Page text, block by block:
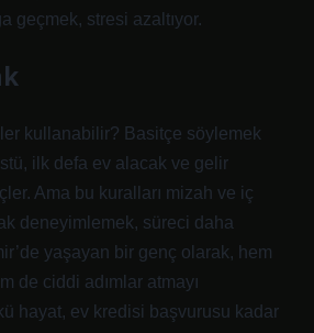
geçmek, stresi azaltıyor.
kullanabilir? Basitçe söylemek
ilk defa ev alacak ve gelir
Ama bu kuralları mizah ve iç
deneyimlemek, süreci daha
yaşayan bir genç olarak, hem
de ciddi adımlar atmayı
hayat, ev kredisi başvurusu kadar